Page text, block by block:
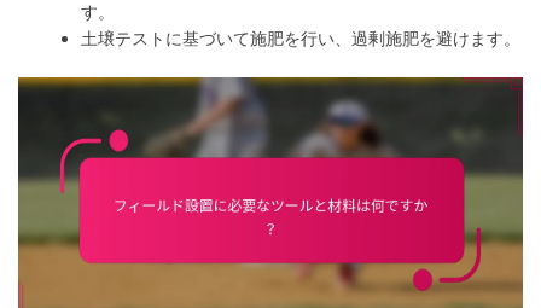
す。
土壌テストに基づいて施肥を行い、過剰施肥を避けます。